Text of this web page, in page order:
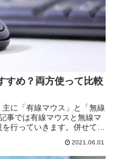
すめ？両方使って比較
に「有線マウス」と「無線
事では有線マウスと無線マ
行っていきます。併せてお
2021.06.01